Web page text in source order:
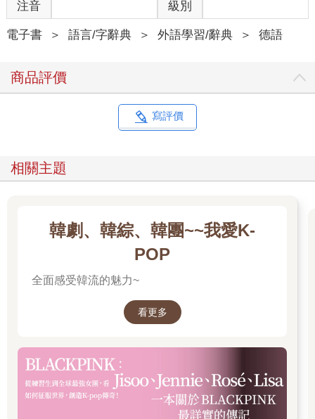
注音 級別
電子書 ＞ 語言/字辭典 ＞ 外語學習/辭典 ＞ 德語
商品評價
寫評價
相關主題
韓劇、韓綜、韓團~~我愛K-
POP
全面感受韓流的魅力~
看更多